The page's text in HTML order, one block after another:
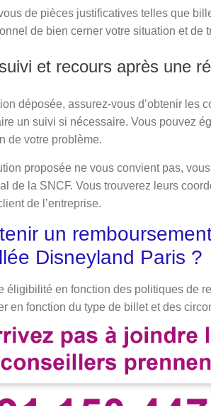
de pièces justificatives telles que
de bien cerner votre situation et de
et recours après une
déposée, assurez-vous d’obtenir les
un suivi si nécessaire. Vous pouvez
de votre problème.
proposée ne vous convient pas,
de la SNCF. Vous trouverez leurs
de l’entreprise.
un
Disneyland Paris ?
éligibilité en fonction des politiques de
en fonction du type de billet et des